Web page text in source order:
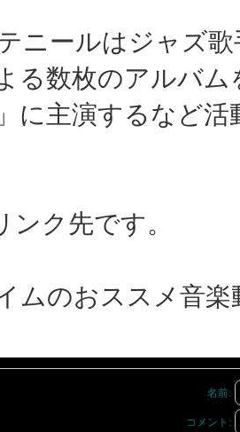
ニールはジャズ
る数枚のアルバ
に主演するなど
ンク先です。
ムのおススメ音
名前:
コメント: